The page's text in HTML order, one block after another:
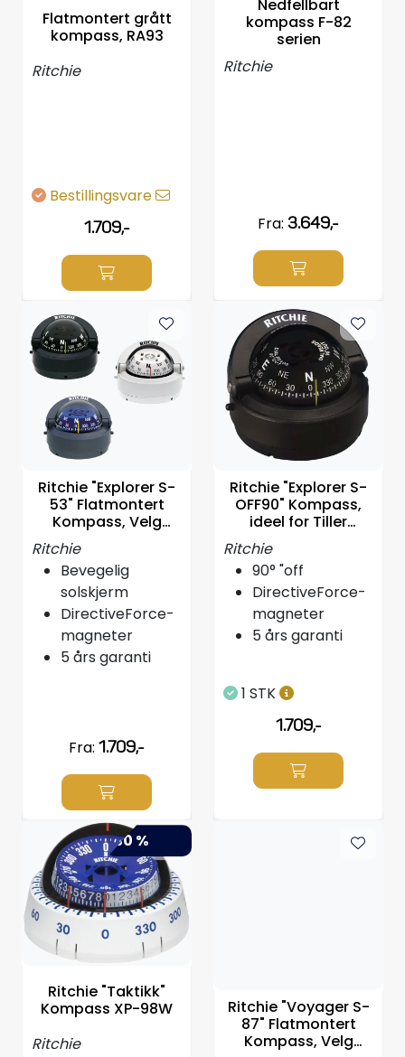
Flatmontert grått
kompass, RA93
Ritchie
Bestillingsvare
1.709,-
Nedfellbart
kompass F-82
serien
Ritchie
Fra: 3.649,-
Ritchie "Explorer S-
53" Flatmontert
Kompass, Velg
Ritchie
Bevegelig
solskjerm
DirectiveForce-
magneter
5 års garanti
Fra: 1.709,-
Ritchie "Explorer S-
OFF90" Kompass,
ideel for Tiller
Ritchie
90° "off
DirectiveForce-
magneter
5 års garanti
1 STK
1.709,-
-30 %
Ritchie "Taktikk"
Kompass XP-98W
Ritchie
Ritchie "Voyager S-
87" Flatmontert
Kompass, Velg
Styring/kontroll
Verktøy
Brannslukkere
Hydraulisk styring
Motordeler
Propeller
Servicesett
Outlet